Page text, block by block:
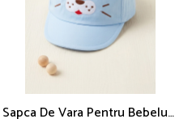
Sapca De Vara Pentru Bebelusi